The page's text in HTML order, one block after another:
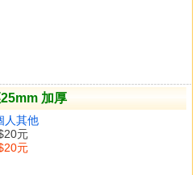
加厚
人其他
元
元